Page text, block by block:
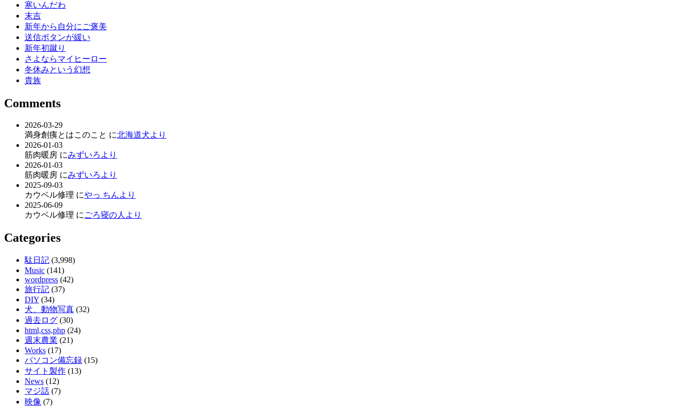
寒いんだわ
末吉
新年から自分にご褒美
送信ボタンが緩い
新年初蹴り
さよならマイヒーロー
冬休みという幻想
貴族
Comments
2026-03-29
満身創痍とはこのこと に北海道犬より
2026-01-03
筋肉暖房 にみずいろより
2026-01-03
筋肉暖房 にみずいろより
2025-09-03
カウベル修理 にやっ ちんより
2025-06-09
カウベル修理 に ごろ寝の人より
Categories
駄日記 (3,998)
Music (141)
wordpress (42)
旅行記 (37)
DIY (34)
犬、動物写真 (32)
過去ログ (30)
html,css,php (24)
週末農業 (21)
Works (17)
パソコン備忘録 (15)
サイト製作 (13)
News (12)
マジ話 (7)
映像 (7)